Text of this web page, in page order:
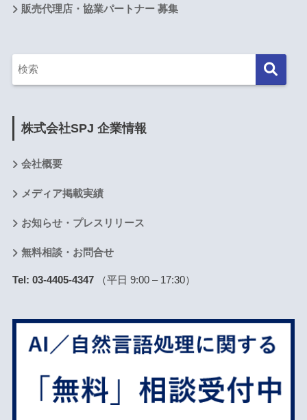
販売代理店・協業パートナー 募集
株式会社SPJ 企業情報
会社概要
メディア掲載実績
お知らせ・プレスリリース
無料相談・お問合せ
Tel: 03-4405-4347（平日 9:00 – 17:30）